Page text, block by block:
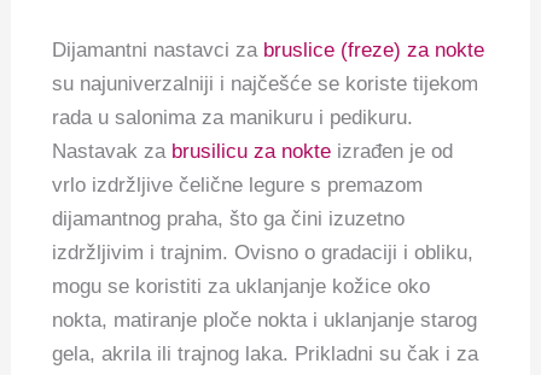
Dijamantni nastavci za bruslice (freze) za nokte
su najuniverzalniji i najčešće se koriste tijekom
rada u salonima za manikuru i pedikuru.
Nastavak za brusilicu za nokte izrađen je od
vrlo izdržljive čelične legure s premazom
dijamantnog praha, što ga čini izuzetno
izdržljivim i trajnim. Ovisno o gradaciji i obliku,
mogu se koristiti za uklanjanje kožice oko
nokta, matiranje ploče nokta i uklanjanje starog
gela, akrila ili trajnog laka. Prikladni su čak i za